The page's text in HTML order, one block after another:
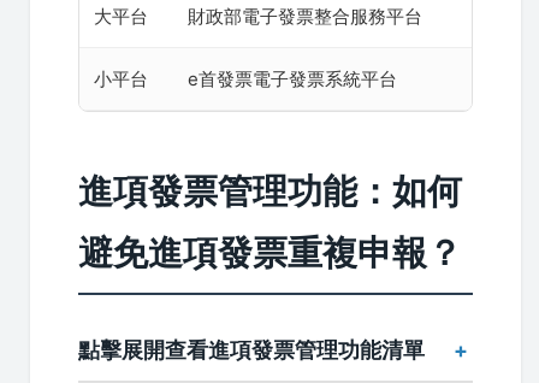
大平台 財政部電子發票整合服務平台
小平台 e首發票電子發票系統平台
進項發票管理功能：如何
避免進項發票重複申報？
點擊展開查看進項發票管理功能清單